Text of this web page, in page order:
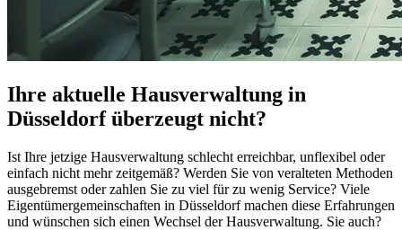
Ihre aktuelle Hausverwaltung in
Düsseldorf überzeugt nicht?
Ist Ihre jetzige Hausverwaltung schlecht erreichbar, unflexibel oder
einfach nicht mehr zeitgemäß? Werden Sie von veralteten Methoden
ausgebremst oder zahlen Sie zu viel für zu wenig Service? Viele
Eigentümergemeinschaften in Düsseldorf machen diese Erfahrungen
und wünschen sich einen Wechsel der Hausverwaltung. Sie auch?